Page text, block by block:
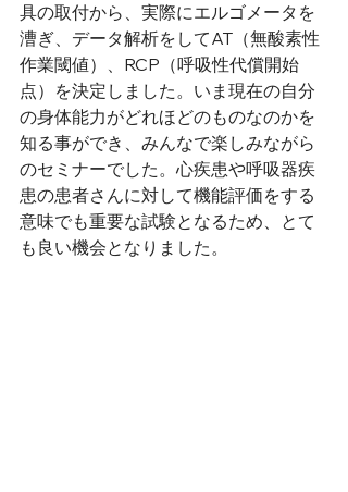
具の取付から、実際にエルゴメータを
漕ぎ、データ解析をしてAT（無酸素性
作業閾値）、RCP（呼吸性代償開始
点）を決定しました。いま現在の自分
の身体能力がどれほどのものなのかを
知る事ができ、みんなで楽しみながら
のセミナーでした。心疾患や呼吸器疾
患の患者さんに対して機能評価をする
意味でも重要な試験となるため、とて
も良い機会となりました。